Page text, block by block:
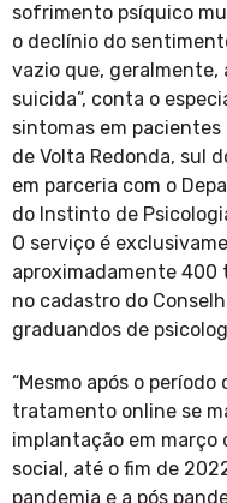
sofrimento psíquico
o declínio do
vazio que, geralmente,
suicida”, conta o
sintomas em
de Volta Redonda, sul
em parceria com o
do Instinto de
O serviço é
aproximadamente
no cadastro do
graduandos de
“Mesmo após o
tratamento online se
implantação em março
social, até o fim de
pandemia e a pós